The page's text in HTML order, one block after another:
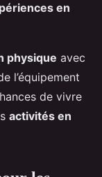
en
physique avec
l’équipement
de vivre
activités en